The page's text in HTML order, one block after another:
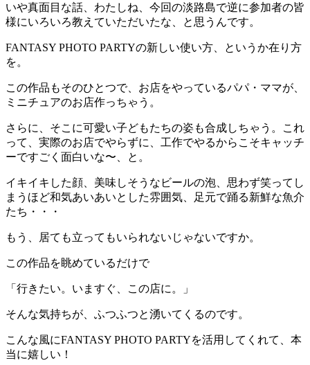
いや真面目な話、わたしね、今回の淡路島で逆に参加者の皆
様にいろいろ教えていただいたな、と思うんです。
FANTASY PHOTO PARTYの新しい使い方、というか在り方
を。
この作品もそのひとつで、お店をやっているパパ・ママが、
ミニチュアのお店作っちゃう。
さらに、そこに可愛い子どもたちの姿も合成しちゃう。これ
って、実際のお店でやらずに、工作でやるからこそキャッチ
ーですごく面白いな〜、と。
イキイキした顔、美味しそうなビールの泡、思わず笑ってし
まうほど和気あいあいとした雰囲気、足元で踊る新鮮な魚介
たち・・・
もう、居ても立ってもいられないじゃないですか。
この作品を眺めているだけで
「行きたい。いますぐ、この店に。」
そんな気持ちが、ふつふつと湧いてくるのです。
こんな風にFANTASY PHOTO PARTYを活用してくれて、本
当に嬉しい！